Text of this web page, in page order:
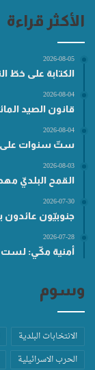
الأكثر قراءة
2026-08-05
الكتابة على خطّ
2026-08-04
قانون الصيد
2026-08-04
ستّ سنوات على
2026-08-03
القمح البلديّ
2026-07-30
جنوبيّون عائدون
2026-07-28
أمنية مكّي: لست
وسوم
الانتخابات البلدية
الحرب الاسرائيلية